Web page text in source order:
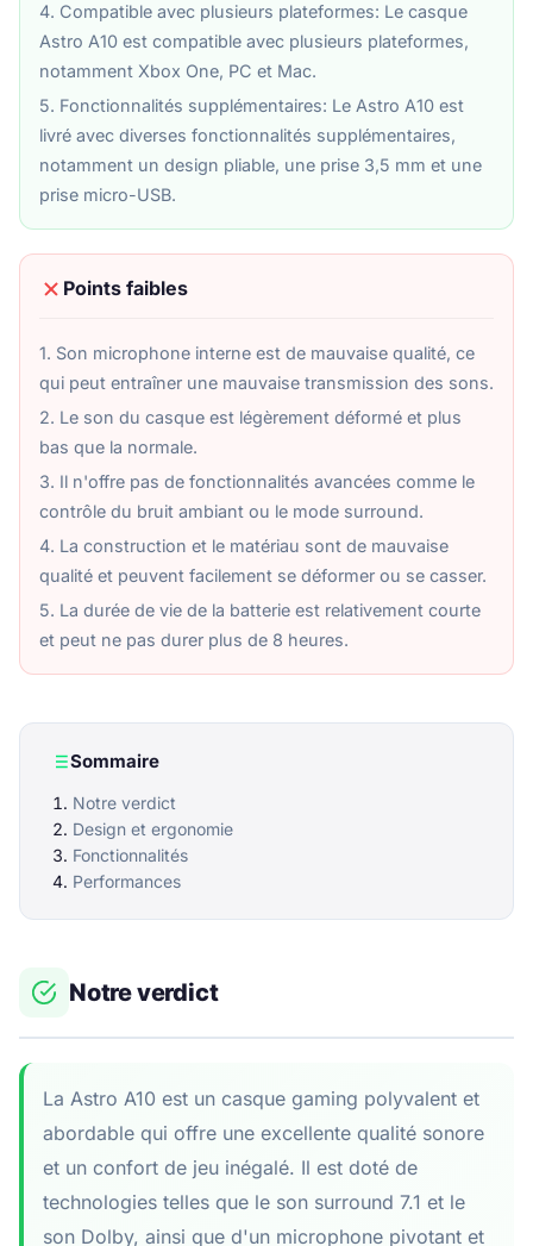
4. Compatible avec plusieurs plateformes: Le casque
Astro A10 est compatible avec plusieurs plateformes,
notamment Xbox One, PC et Mac.
5. Fonctionnalités supplémentaires: Le Astro A10 est
livré avec diverses fonctionnalités supplémentaires,
notamment un design pliable, une prise 3,5 mm et une
prise micro-USB.
Points faibles
1. Son microphone interne est de mauvaise qualité, ce
qui peut entraîner une mauvaise transmission des sons.
2. Le son du casque est légèrement déformé et plus
bas que la normale.
3. Il n'offre pas de fonctionnalités avancées comme le
contrôle du bruit ambiant ou le mode surround.
4. La construction et le matériau sont de mauvaise
qualité et peuvent facilement se déformer ou se casser.
5. La durée de vie de la batterie est relativement courte
et peut ne pas durer plus de 8 heures.
Sommaire
Notre verdict
Design et ergonomie
Fonctionnalités
Performances
Notre verdict
La Astro A10 est un casque gaming polyvalent et
abordable qui offre une excellente qualité sonore
et un confort de jeu inégalé. Il est doté de
technologies telles que le son surround 7.1 et le
son Dolby, ainsi que d'un microphone pivotant et